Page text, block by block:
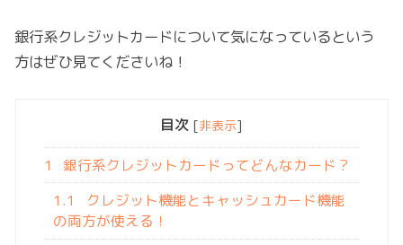
銀行系クレジットカードについて気になっているという
方はぜひ見てくださいね！
目次 [非表示]
1
銀行系クレジットカードってどんなカード？
1.1
クレジット機能とキャッシュカード機能
の両方が使える！